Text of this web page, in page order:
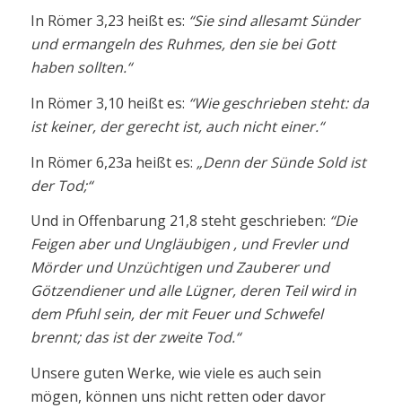
In Römer 3,23 heißt es: “Sie sind allesamt Sünder
und ermangeln des Ruhmes, den sie bei Gott
haben sollten.“
In Römer 3,10 heißt es: “Wie geschrieben steht: da
ist keiner, der gerecht ist, auch nicht einer.“
In Römer 6,23a heißt es: „Denn der Sünde Sold ist
der Tod;“
Und in Offenbarung 21,8 steht geschrieben: “Die
Feigen aber und Ungläubigen , und Frevler und
Mörder und Unzüchtigen und Zauberer und
Götzendiener und alle Lügner, deren Teil wird in
dem Pfuhl sein, der mit Feuer und Schwefel
brennt; das ist der zweite Tod.“
Unsere guten Werke, wie viele es auch sein
mögen, können uns nicht retten oder davor